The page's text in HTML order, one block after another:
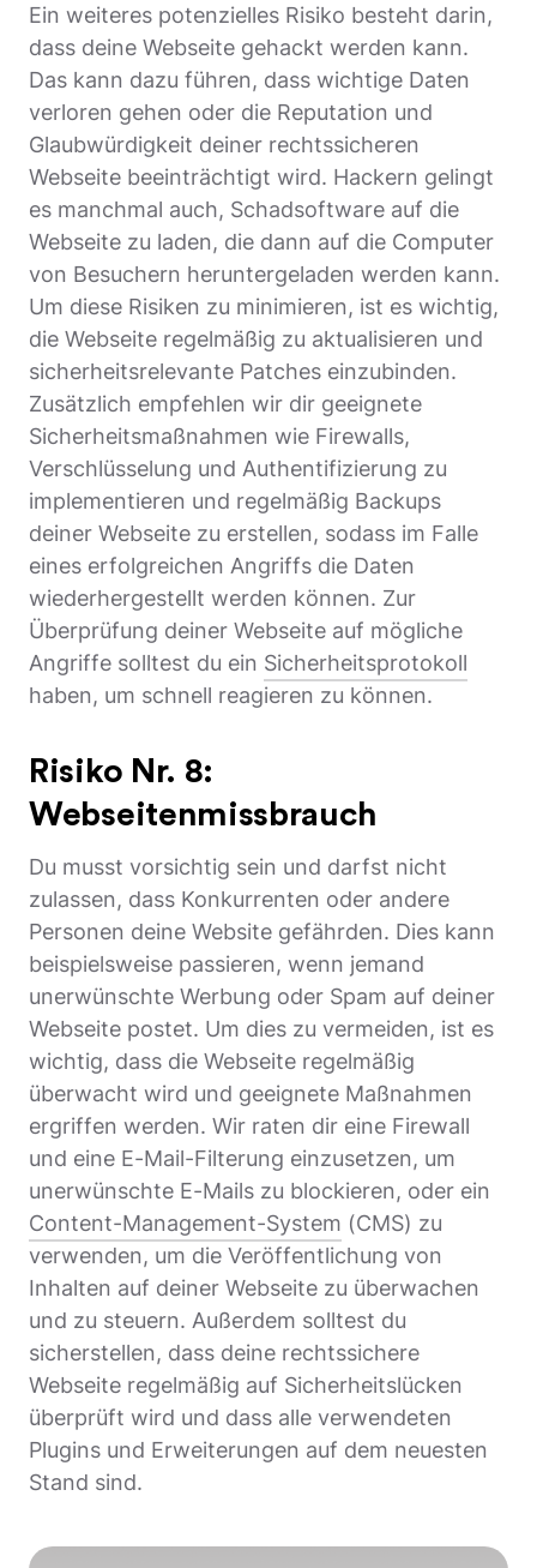
Ein weiteres potenzielles Risiko besteht darin,
dass deine Webseite gehackt werden kann.
Das kann dazu führen, dass wichtige Daten
verloren gehen oder die Reputation und
Glaubwürdigkeit deiner rechtssicheren
Webseite beeinträchtigt wird. Hackern gelingt
es manchmal auch, Schadsoftware auf die
Webseite zu laden, die dann auf die Computer
von Besuchern heruntergeladen werden kann.
Um diese Risiken zu minimieren, ist es wichtig,
die Webseite regelmäßig zu aktualisieren und
sicherheitsrelevante Patches einzubinden.
Zusätzlich empfehlen wir dir geeignete
Sicherheitsmaßnahmen wie Firewalls,
Verschlüsselung und Authentifizierung zu
implementieren und regelmäßig Backups
deiner Webseite zu erstellen, sodass im Falle
eines erfolgreichen Angriffs die Daten
wiederhergestellt werden können. Zur
Überprüfung deiner Webseite auf mögliche
Angriffe solltest du ein Sicherheitsprotokoll
haben, um schnell reagieren zu können.
Risiko Nr. 8:
Webseitenmissbrauch
Du musst vorsichtig sein und darfst nicht
zulassen, dass Konkurrenten oder andere
Personen deine Website gefährden. Dies kann
beispielsweise passieren, wenn jemand
unerwünschte Werbung oder Spam auf deiner
Webseite postet. Um dies zu vermeiden, ist es
wichtig, dass die Webseite regelmäßig
überwacht wird und geeignete Maßnahmen
ergriffen werden. Wir raten dir eine Firewall
und eine E-Mail-Filterung einzusetzen, um
unerwünschte E-Mails zu blockieren, oder ein
Content-Management-System (CMS) zu
verwenden, um die Veröffentlichung von
Inhalten auf deiner Webseite zu überwachen
und zu steuern. Außerdem solltest du
sicherstellen, dass deine rechtssichere
Webseite regelmäßig auf Sicherheitslücken
überprüft wird und dass alle verwendeten
Plugins und Erweiterungen auf dem neuesten
Stand sind.